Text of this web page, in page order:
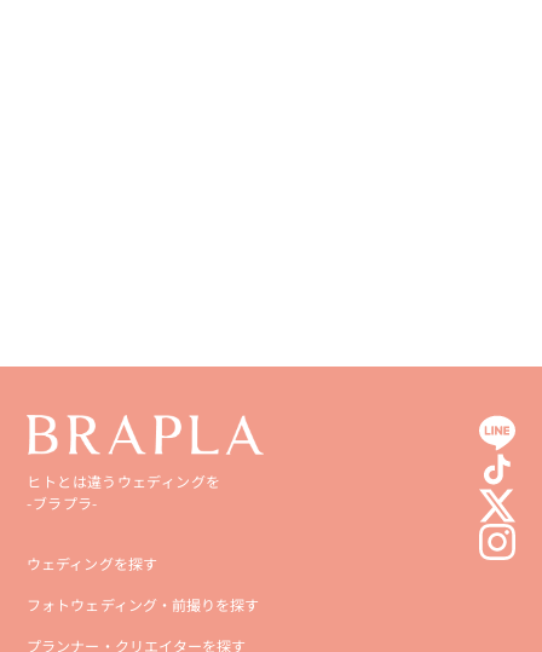
ヒトとは違うウェディングを
-ブラプラ-
ウェディングを探す
フォトウェディング・前撮りを探す
プランナー・クリエイターを探す